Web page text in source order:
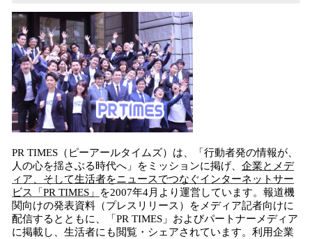
PR TIMES（ピーアールタイムズ）は、「行動者発の情報が、
人の心を揺さぶる時代へ」をミッションに掲げ、 企業とメデ
ィア、そして生活者をニュースでつなぐインターネットサー
ビス「PR TIMES」
を2007年4月より運営しています。報道機
関向けの発表資料（プレスリリース）をメディア記者向けに
配信するとともに、「PR TIMES」およびパートナーメディア
に掲載し、生活者にも閲覧・シェアされています。利用企業